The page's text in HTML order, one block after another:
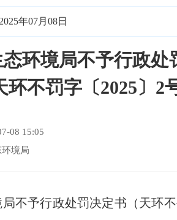
2025年07月08日
环境局不予行政处
环不罚字〔2025〕2
08 15:05
境局
不予行政处罚决定书（天环